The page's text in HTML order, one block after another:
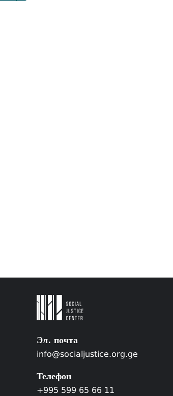
Эл. почта
info@socialjustice.org.ge
Телефон
+995 599 65 66 11